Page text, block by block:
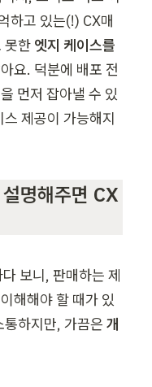
하고 있는(!) CX매
못한 엣지 케이스를
요. 덕분에 배포 전
먼저 잡아낼 수 있
제공이 가능해지
명해주면 CX
보니, 판매하는 제
해해야 할 때가 있
하지만, 가끔은 개